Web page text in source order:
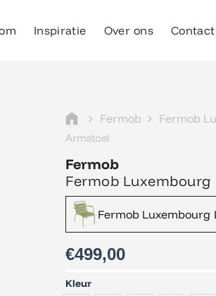
Inspiratie Over ons Contact
Fermob Fermob
Armstoel
Fermob
Fermob
Fermob Luxembourg
€499,00
Kleur
Fermob